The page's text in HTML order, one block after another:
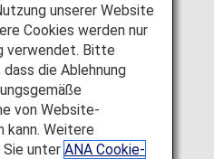
Fukuoka
Informationen, die Sie
Airport orientieren und Ihr
unserer Website
Cookies werden nur
verwendet. Bitte
die Ablehnung
von Website-
kann. Weitere
unter ANA Cookie-